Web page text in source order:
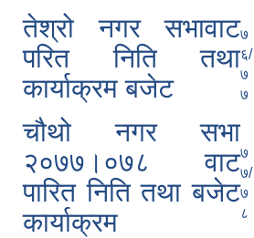
तेश्रो नगर सभावाट
परित निति तथा
कार्याक्रम बजेट
७
६/
७
७
चौथो नगर सभा
२०७७।०७८ वाट
पारित निति तथा बजेट
कार्याक्रम
७
७/
७
८